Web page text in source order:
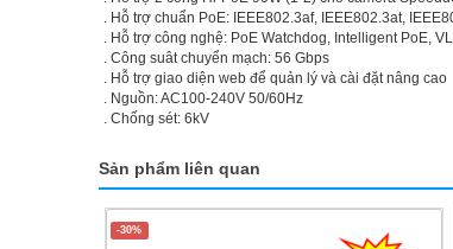
. Hỗ trợ chuẩn PoE: IEEE802.3af, IEEE802.3at,
. Hỗ trợ công nghệ: PoE Watchdog, Intelligent PoE,
. Công suât chuyển mạch: 56 Gbps
. Hỗ trợ giao diện web để quản lý và cài đặt nâng cao
. Nguồn: AC100-240V 50/60Hz
. Chống sét: 6kV
Sản phẩm liên quan
-30%